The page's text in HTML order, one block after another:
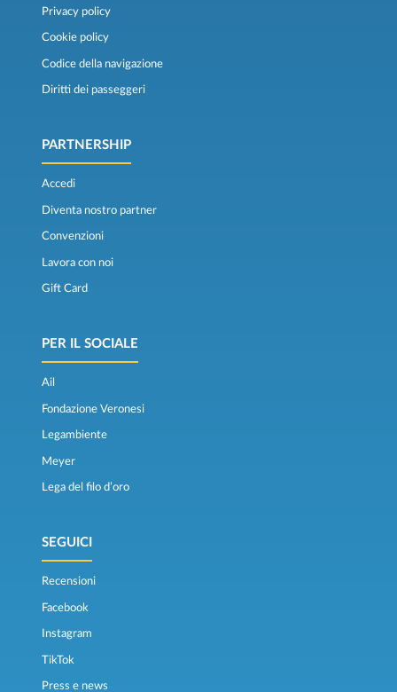
Privacy policy
Cookie policy
Codice della navigazione
Diritti dei passeggeri
PARTNERSHIP
Accedi
Diventa nostro partner
Convenzioni
Lavora con noi
Gift Card
PER IL SOCIALE
Ail
Fondazione Veronesi
Legambiente
Meyer
Lega del filo d’oro
SEGUICI
Recensioni
Facebook
Instagram
TikTok
Press e news